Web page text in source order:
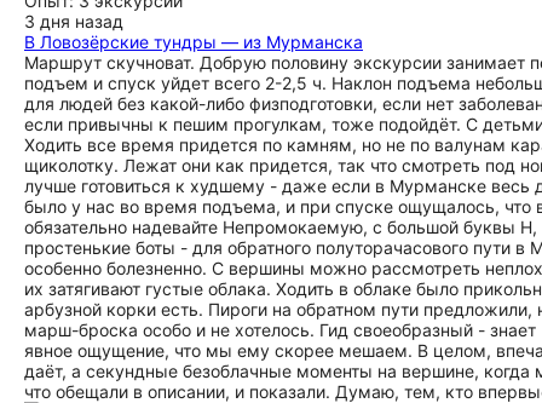
3 дня назад
В Ловозёрские тундры — из Мурманска
Маршрут скучноват. Добрую половину экскурсии занимает
подъем и спуск уйдет всего 2-2,5 ч. Наклон подъема
для людей без какой-либо физподготовки, если нет
если привычны к пешим прогулкам, тоже подойдёт. С
Ходить все время придется по камням, но не по валунам
щиколотку. Лежат они как придется, так что смотреть под
лучше готовиться к худшему - даже если в Мурманске
было у нас во время подъема, и при спуске ощущалось, что
обязательно надевайте Непромокаемую, с большой буквы
простенькие боты - для обратного полуторачасового пути
особенно болезненно. С вершины можно рассмотреть
их затягивают густые облака. Ходить в облаке было
арбузной корки есть. Пироги на обратном пути
марш-броска особо и не хотелось. Гид своеобразный -
явное ощущение, что мы ему скорее мешаем. В целом,
даёт, а секундные безоблачные моменты на вершине, когда
что обещали в описании, и показали. Думаю, тем, кто